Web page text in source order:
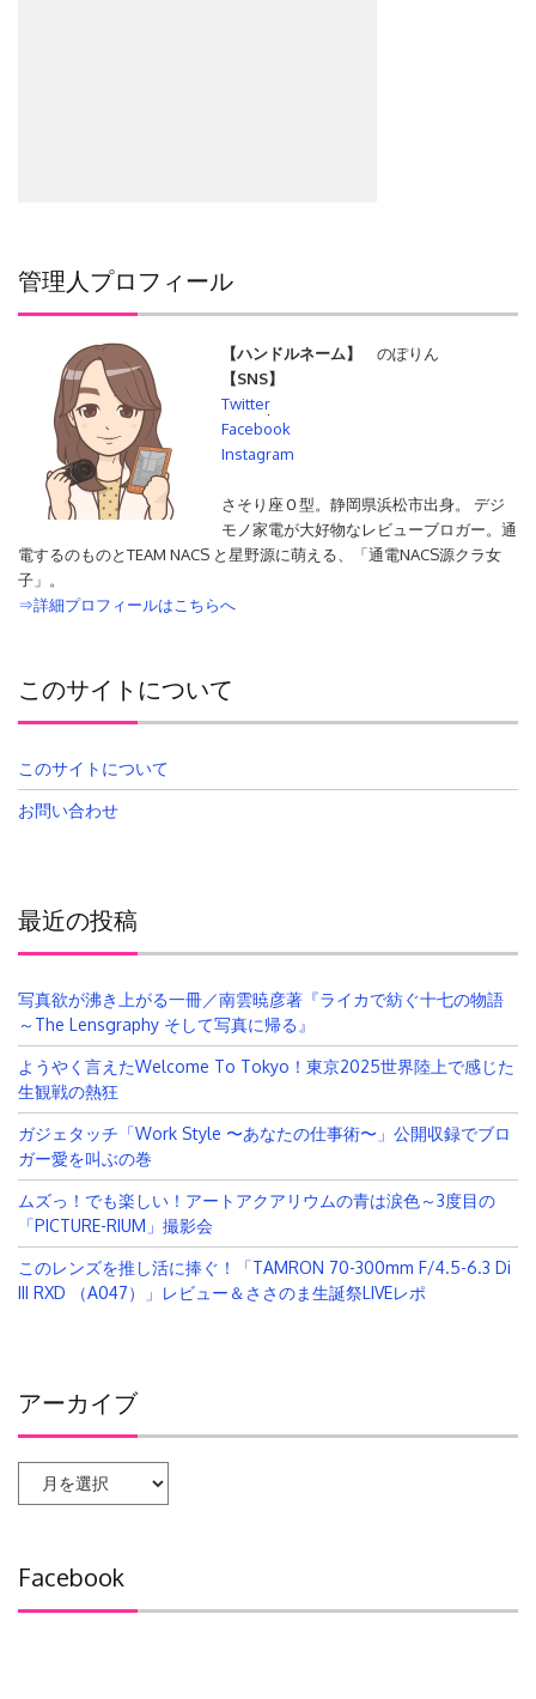
検
索:
管理人プロフィール
【ハンドルネーム】
のぽりん
【SNS】
Twitter
Facebook
Instagram
さそり座Ｏ型。静岡県浜松市出身。 デジ
モノ家電が大好物なレビューブロガー。通
電するのものとTEAM NACS と星野源に萌える、「通電NACS源クラ女
子」。
⇒詳細プロフィールはこちらへ
このサイトについて
このサイトについて
お問い合わせ
最近の投稿
写真欲が沸き上がる一冊／南雲暁彦著『ライカで紡ぐ十七の物語
～The Lensgraphy そして写真に帰る』
ようやく言えたWelcome To Tokyo！東京2025世界陸上で感じた
生観戦の熱狂
ガジェタッチ「Work Style 〜あなたの仕事術〜」公開収録でブロ
ガー愛を叫ぶの巻
ムズっ！でも楽しい！アートアクアリウムの青は涙色～3度目の
「PICTURE-RIUM」撮影会
このレンズを推し活に捧ぐ！「TAMRON 70-300mm F/4.5-6.3 Di
III RXD （A047）」レビュー＆ささのま生誕祭LIVEレポ
アーカイブ
ブ
Facebook